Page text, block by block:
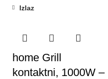
Izlaz
home Grill
kontaktni, 1000W –